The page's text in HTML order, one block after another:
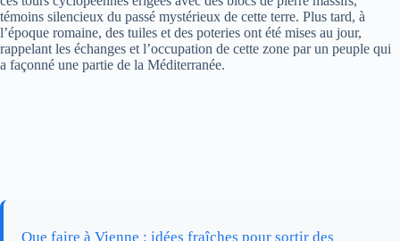
témoins silencieux du passé mystérieux de cette terre. Plus tard, à
l’époque romaine, des tuiles et des poteries ont été mises au jour,
rappelant les échanges et l’occupation de cette zone par un peuple qui
a façonné une partie de la Méditerranée.
Que faire à Vienne : idées fraîches pour sortir des